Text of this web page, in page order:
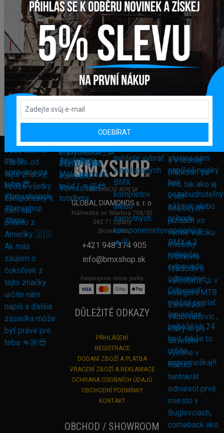
FAKTURAČNÍ ADRESA
GLOBAL DIAMONDS s. r. o.
Námestie sv. Martina 708/30
082 71 Lipany
Slovensko
+421 948 374 905
info@bmxshop.sk
Podporujeme online platby
DŮLEŽITÉ ODKAZY
PŘIHLÁŠENÍ
REGISTRACE
DODANÍ ZBOŽÍ A PLATBA
VRACENÍ ZBOŽÍ A REKLAMACE
OCHRANA OSOBNÍCH ÚDAJŮ
OBCHODNÍ PODMÍNKY
KONTAKT
OBCHOD / SHOWROOM
ODEBÍRAT